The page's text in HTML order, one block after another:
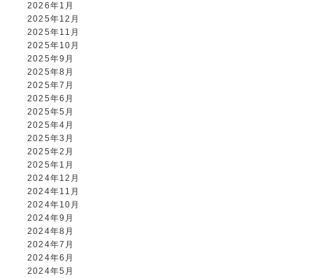
2026年1月
2025年12月
2025年11月
2025年10月
2025年9月
2025年8月
2025年7月
2025年6月
2025年5月
2025年4月
2025年3月
2025年2月
2025年1月
2024年12月
2024年11月
2024年10月
2024年9月
2024年8月
2024年7月
2024年6月
2024年5月